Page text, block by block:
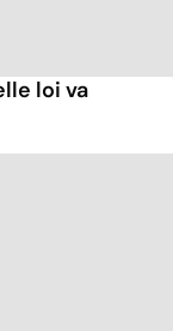
loi va